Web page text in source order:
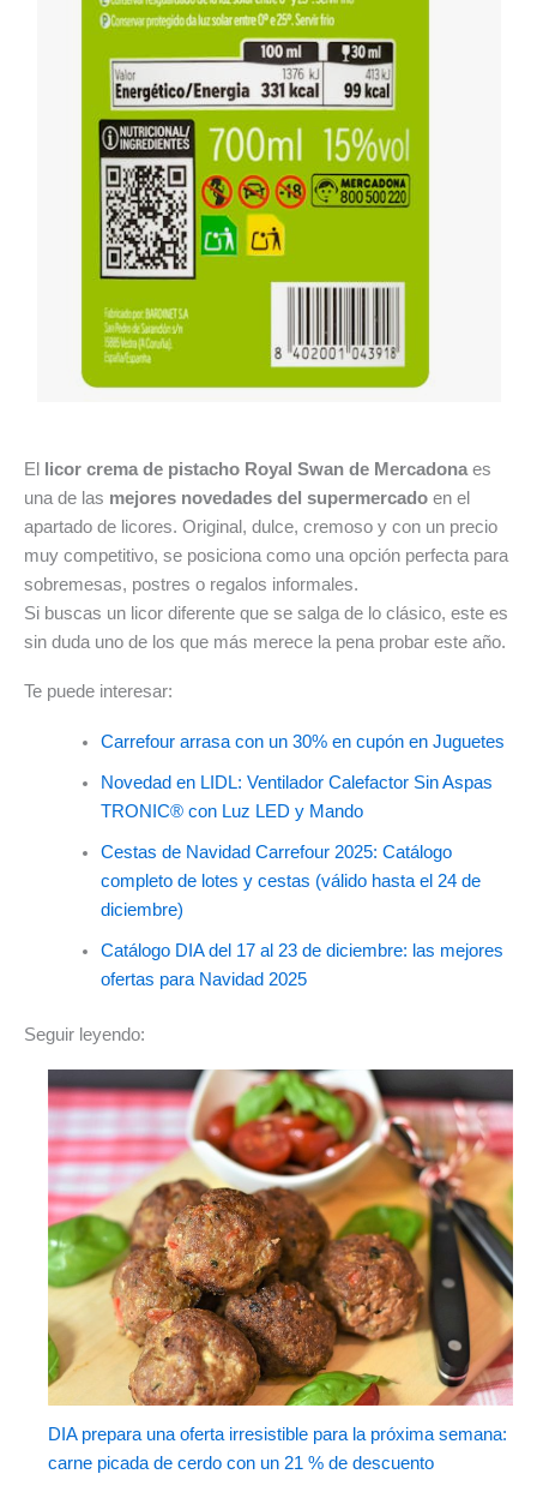
El licor crema de pistacho Royal Swan de Mercadona es
una de las mejores novedades del supermercado en el
apartado de licores. Original, dulce, cremoso y con un precio
muy competitivo, se posiciona como una opción perfecta para
sobremesas, postres o regalos informales.
Si buscas un licor diferente que se salga de lo clásico, este es
sin duda uno de los que más merece la pena probar este año.
Te puede interesar:
Carrefour arrasa con un 30% en cupón en Juguetes
Novedad en LIDL: Ventilador Calefactor Sin Aspas
TRONIC® con Luz LED y Mando
Cestas de Navidad Carrefour 2025: Catálogo
completo de lotes y cestas (válido hasta el 24 de
diciembre)
Catálogo DIA del 17 al 23 de diciembre: las mejores
ofertas para Navidad 2025
Seguir leyendo:
DIA prepara una oferta irresistible para la próxima semana:
carne picada de cerdo con un 21 % de descuento